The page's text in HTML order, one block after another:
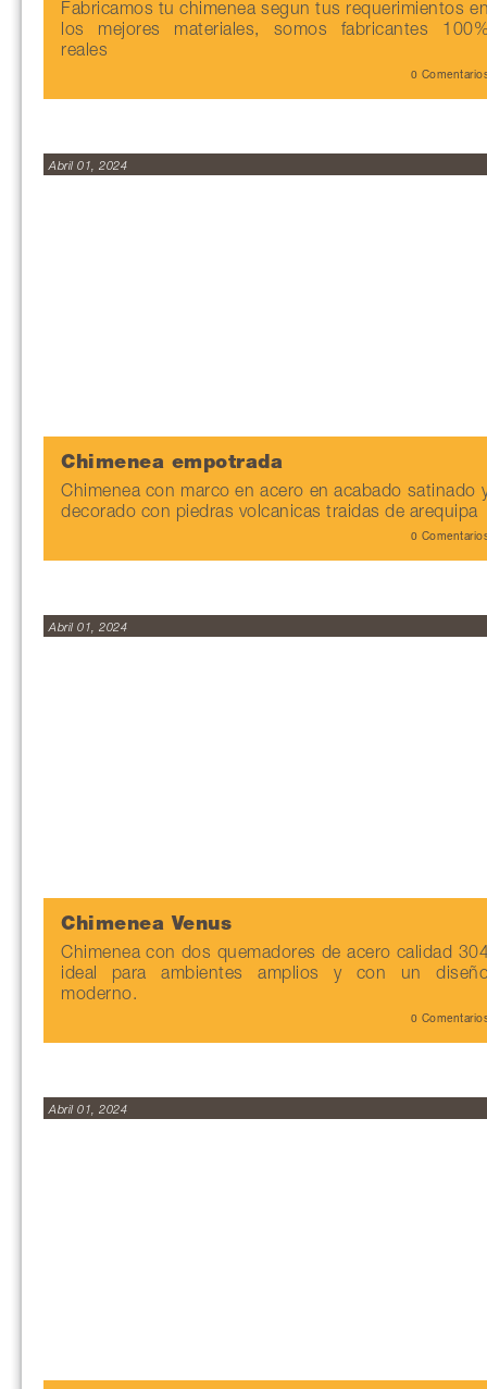
Fabricamos tu chimenea segun tus requerimientos
los mejores materiales, somos fabricantes
reales
0
Abril 01, 2024
Chimenea empotrada
Chimenea con marco en acero en acabado satinado
decorado con piedras volcanicas traidas de arequipa
0
Abril 01, 2024
Chimenea Venus
Chimenea con dos quemadores de acero calidad
ideal para ambientes amplios y con un
moderno.
0
Abril 01, 2024